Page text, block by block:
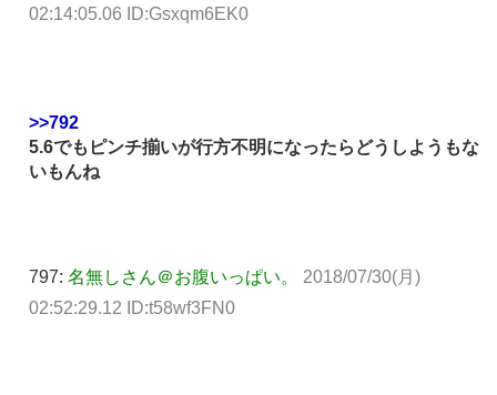
02:14:05.06 ID:Gsxqm6EK0
>>792
5.6でもピンチ揃いが行方不明になったらどうしようもな
いもんね
797: 名無しさん＠お腹いっぱい。
2018/07/30(月)
02:52:29.12 ID:t58wf3FN0